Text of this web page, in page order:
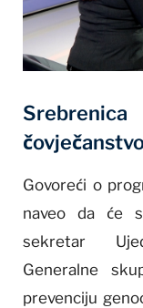
Govoreći o
naveo da će
sekretar
Generalne
prevenciju